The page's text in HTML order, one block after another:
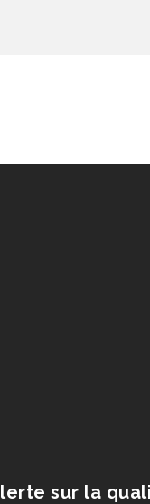
sur la